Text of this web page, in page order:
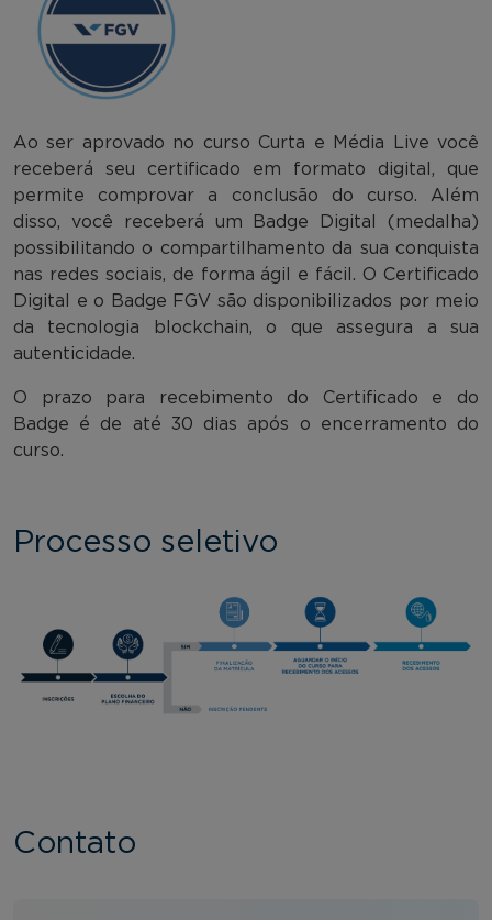
Ao ser aprovado no curso Curta e Média Live você
receberá seu certificado em formato digital, que
permite comprovar a conclusão do curso. Além
disso, você receberá um Badge Digital (medalha)
possibilitando o compartilhamento da sua conquista
nas redes sociais, de forma ágil e fácil. O Certificado
Digital e o Badge FGV são disponibilizados por meio
da tecnologia blockchain, o que assegura a sua
autenticidade.
O prazo para recebimento do Certificado e do
Badge é de até 30 dias após o encerramento do
curso.
Processo seletivo
Contato